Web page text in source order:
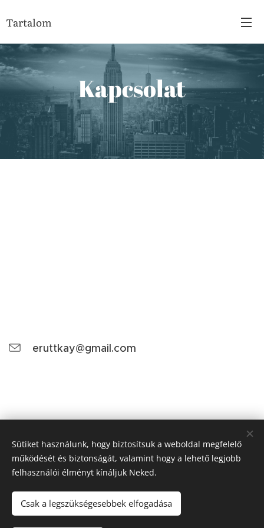
Tartalom
Kapcsolat
eruttkay@gmail.com
RÉ
Sütiket használunk, hogy biztosítsuk a weboldal megfelelő
működését és biztonságát, valamint hogy a lehető legjobb
felhasználói élményt kínáljuk Neked.
Csak a legszükségesebbek elfogadása